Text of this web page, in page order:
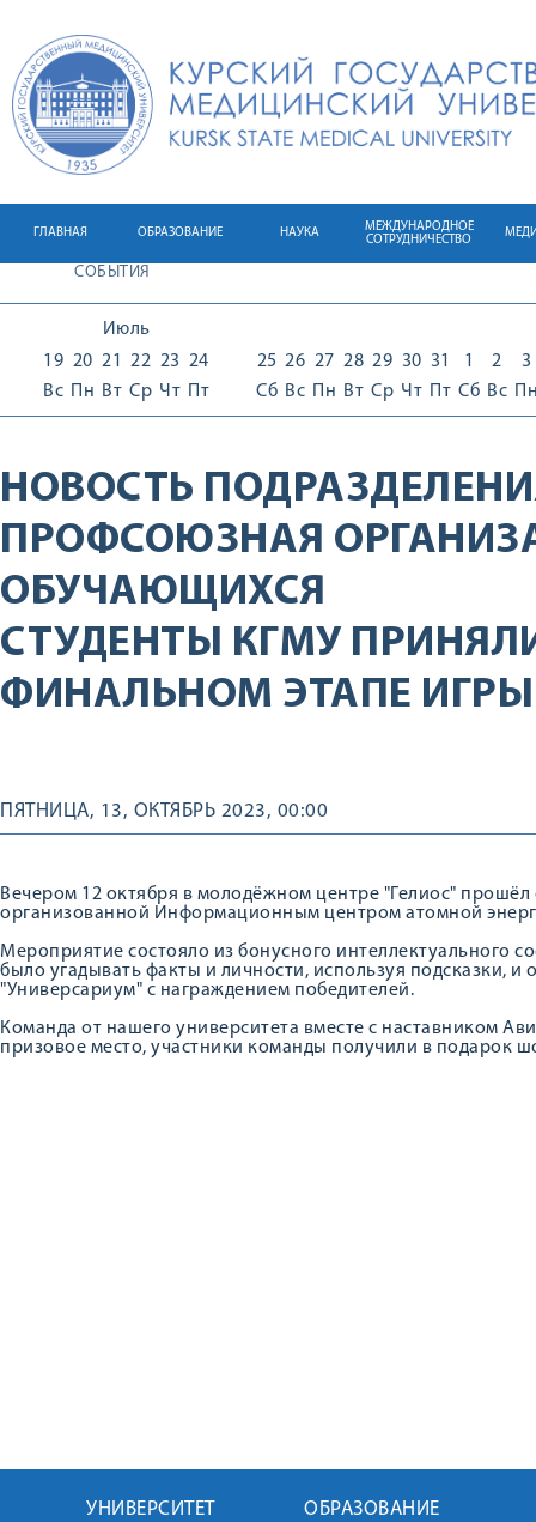
ГЛАВНАЯ ОБРАЗОВАНИЕ НАУКА
МЕЖДУНАРОДНОЕ
СОТРУДНИЧЕСТВО
СОБЫТИЯ
Июль
19
Вс
20
Пн
21
Вт
22
Ср
23
Чт
24
Пт
25
Сб
26
Вс
27
Пн
28
Вт
29
Ср
30
Чт
31
Пт
1
Сб
2
Вс
3
НОВОСТЬ
ПРОФСОЮЗНАЯ
ОБУЧАЮЩИХСЯ
СТУДЕНТЫ КГМУ
ФИНАЛЬНОМ ЭТАПЕ
ПЯТНИЦА, 13, ОКТЯБРЬ 2023, 00:00
Вечером 12 октября в молодёжном центре "Гелиос"
организованной Информационным центром атомной
Мероприятие состояло из бонусного интеллектуального
было угадывать факты и личности, используя подсказки, и
"Универсариум" с награждением победителей.
Команда от нашего университета вместе с наставником
призовое место, участники команды получили в подарок
УНИВЕРСИТЕТ ОБРАЗОВАНИЕ